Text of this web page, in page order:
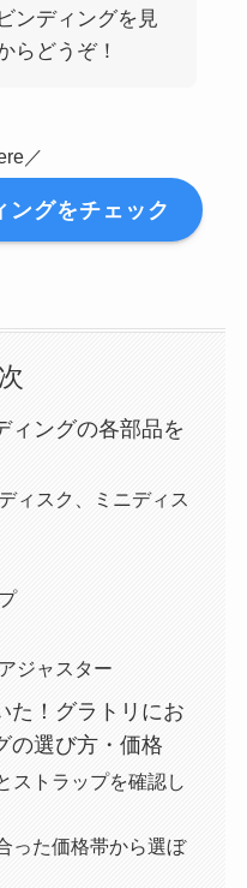
ンディングを見
らどうぞ！
／
ングをチェック
ィングの各部品を
ィスク、ミニディス
ジャスター
た！グラトリにお
の選び方・価格
ストラップを確認し
った価格帯から選ぼ